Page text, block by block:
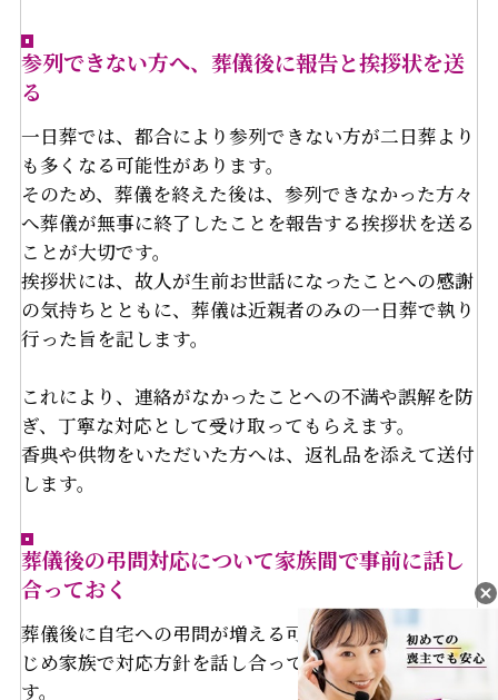
参列できない方へ、葬儀後に報告と挨拶状を送
る
一日葬では、都合により参列できない方が二日葬より
も多くなる可能性があります。
そのため、葬儀を終えた後は、参列できなかった方々
へ葬儀が無事に終了したことを報告する挨拶状を送る
ことが大切です。
挨拶状には、故人が生前お世話になったことへの感謝
の気持ちとともに、葬儀は近親者のみの一日葬で執り
行った旨を記します。
これにより、連絡がなかったことへの不満や誤解を防
ぎ、丁寧な対応として受け取ってもらえます。
香典や供物をいただいた方へは、返礼品を添えて送付
します。
葬儀後の弔問対応について家族間で事前に話し
合っておく
葬儀後に自宅への弔問が増える可能性に備え、あらか
じめ家族で対応方針を話し合っておくことが重要で
す。